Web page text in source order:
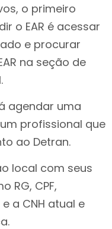
o primeiro
o EAR é acessar
e procurar
na seção de
agendar uma
profissional que
ao Detran.
local com seus
RG, CPF,
a CNH atual e